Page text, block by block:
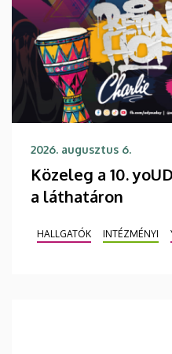
2026. augusztus 6.
Közeleg a 10.
a láthatáron
HALLGATÓK INTÉZMÉNYI